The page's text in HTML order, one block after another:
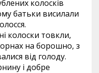
колосків
батьки висилали
колоски товкли,
на борошно, з
від голоду.
і добре